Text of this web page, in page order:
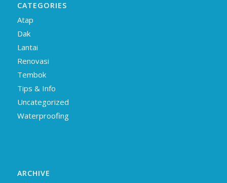
CATEGORIES
Atap
Dak
Lantai
Renovasi
Tembok
Tips & Info
Uncategorized
Waterproofing
ARCHIVE